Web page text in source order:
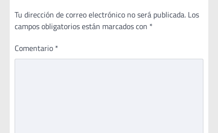
Tu dirección de correo electrónico no será publicada. Los
campos obligatorios están marcados con *
Comentario *